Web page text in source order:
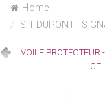
Home
S.T DUPONT -
VOILE PROTECTEUR